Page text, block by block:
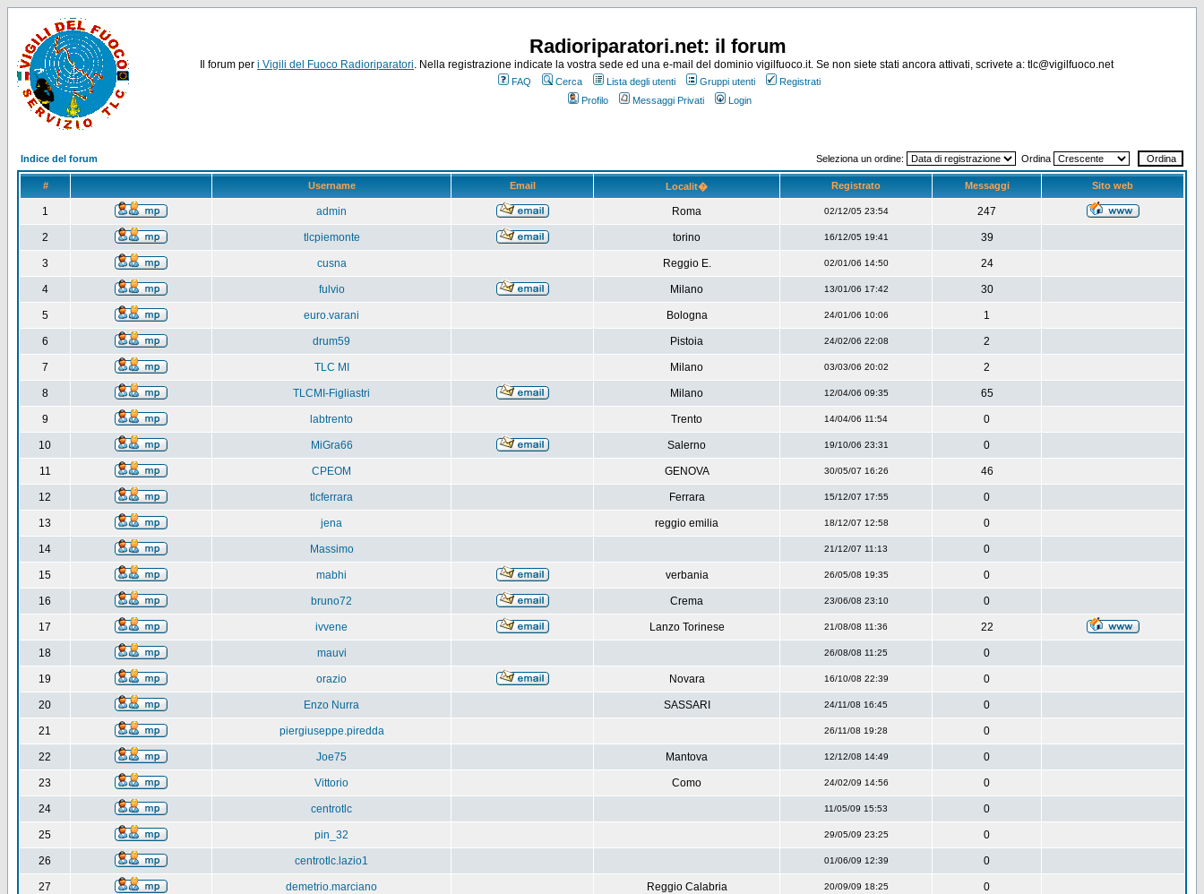
Radioriparatori.net: il forum
Il forum per i Vigili del Fuoco Radioriparatori. Nella registrazione indicate la vostra sede ed una e-mail del dominio vigilfuoco.it. Se non siete stati ancora attivati, scrivete a: tlc@vigilfuoco.net
FAQ Cerca Lista degli utenti Gruppi utenti
Registrati
Profilo
Messaggi Privati Login
Indice del forum Seleziona un ordine: Ordina
# Username Email Localit� Registrato Messaggi Sito web
1 admin Roma 02/12/05 23:54 247
2 tlcpiemonte torino 16/12/05 19:41 39
3 cusna Reggio E. 02/01/06 14:50 24
4 fulvio Milano 13/01/06 17:42 30
5 euro.varani Bologna 24/01/06 10:06 1
6 drum59 Pistoia 24/02/06 22:08 2
7 TLC MI Milano 03/03/06 20:02 2
8 TLCMI-Figliastri Milano 12/04/06 09:35 65
9 labtrento Trento 14/04/06 11:54 0
10 MiGra66 Salerno 19/10/06 23:31 0
11 CPEOM GENOVA 30/05/07 16:26 46
12 tlcferrara Ferrara 15/12/07 17:55 0
13 jena reggio emilia 18/12/07 12:58 0
14 Massimo 21/12/07 11:13 0
15 mabhi verbania 26/05/08 19:35 0
16 bruno72 Crema 23/06/08 23:10 0
17 ivvene Lanzo Torinese 21/08/08 11:36 22
18 mauvi 26/08/08 11:25 0
19 orazio Novara 16/10/08 22:39 0
20 Enzo Nurra SASSARI 24/11/08 16:45 0
21 piergiuseppe.piredda 26/11/08 19:28 0
22 Joe75 Mantova 12/12/08 14:49 0
23 Vittorio Como 24/02/09 14:56 0
24 centrotlc 11/05/09 15:53 0
25 pin_32 29/05/09 23:25 0
26 centrotlc.lazio1 01/06/09 12:39 0
27 demetrio.marciano Reggio Calabria 20/09/09 18:25 0